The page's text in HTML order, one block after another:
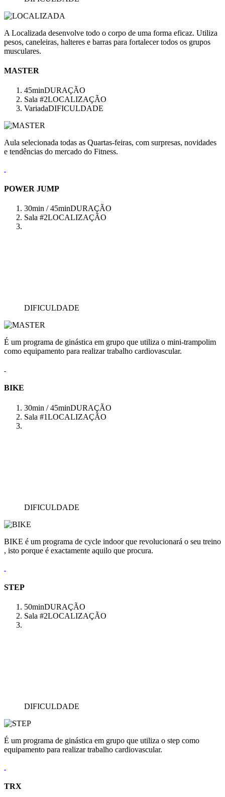
A Localizada desenvolve todo o corpo de uma forma eficaz. Utiliza
pesos, caneleiras, halteres e barras para fortalecer todos os grupos
musculares.
MASTER
45minDURAÇÃO
Sala #2LOCALIZAÇÃO
VariadaDIFICULDADE
Aula selecionada todas as Quartas-feiras, com surpresas, novidades
e tendências do mercado do Fitness.
POWER JUMP
30min / 45minDURAÇÃO
Sala #2LOCALIZAÇÃO
DIFICULDADE
É um programa de ginástica em grupo que utiliza o mini-trampolim
como equipamento para realizar trabalho cardiovascular.
BIKE
30min / 45minDURAÇÃO
Sala #1LOCALIZAÇÃO
DIFICULDADE
BIKE é um programa de cycle indoor que revolucionará o seu treino
, isto porque é exactamente aquilo que procura.
STEP
50minDURAÇÃO
Sala #2LOCALIZAÇÃO
DIFICULDADE
É um programa de ginástica em grupo que utiliza o step como
equipamento para realizar trabalho cardiovascular.
TRX